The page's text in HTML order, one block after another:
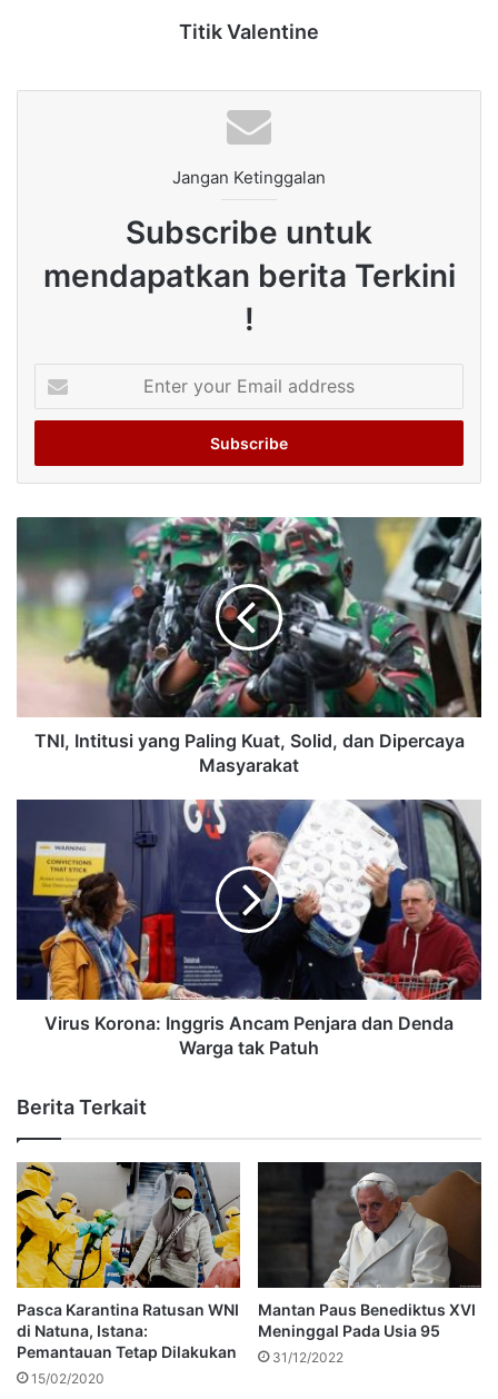
Titik Valentine
Jangan Ketinggalan
Subscribe untuk
mendapatkan berita Terkini
!
your
Email
TNI, Intitusi yang Paling Kuat, Solid, dan Dipercaya
Masyarakat
Virus Korona: Inggris Ancam Penjara dan Denda
Warga tak Patuh
Berita Terkait
Pasca Karantina Ratusan WNI
di Natuna, Istana:
Pemantauan Tetap Dilakukan
15/02/2020
Mantan Paus Benediktus XVI
Meninggal Pada Usia 95
31/12/2022